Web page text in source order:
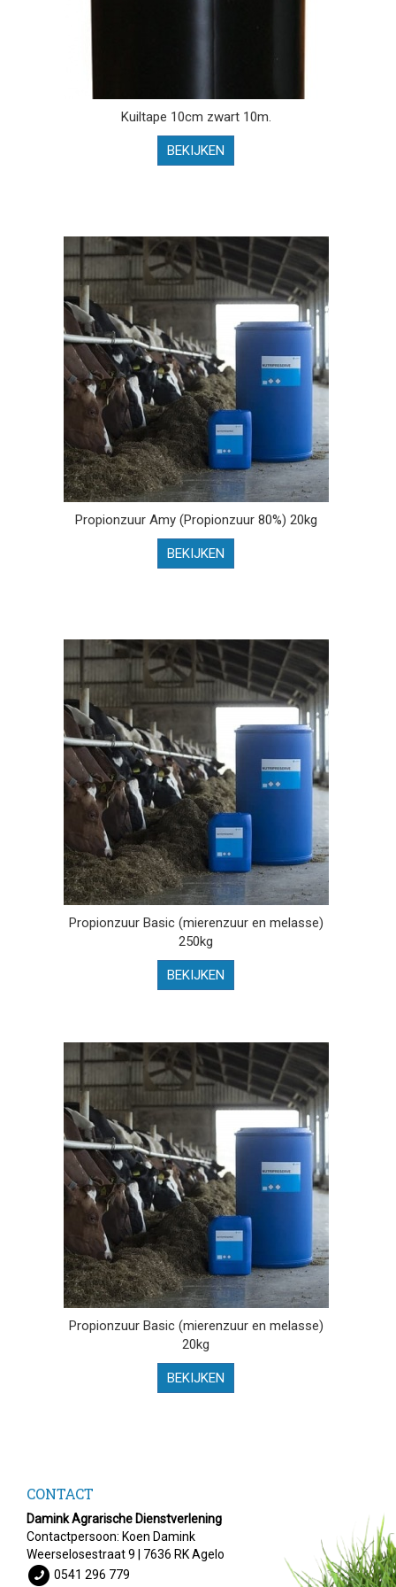
Kuiltape 10cm zwart 10m.
BEKIJKEN
Propionzuur Amy (Propionzuur 80%) 20kg
BEKIJKEN
Propionzuur Basic (mierenzuur en melasse)
250kg
BEKIJKEN
Propionzuur Basic (mierenzuur en melasse)
20kg
BEKIJKEN
CONTACT
Damink Agrarische Dienstverlening
Contactpersoon: Koen Damink
Weerselosestraat 9 | 7636 RK Agelo
0541 296 779